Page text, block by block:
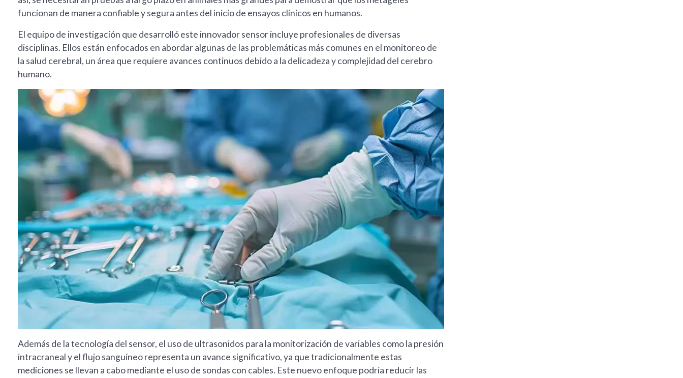
funcionan de manera confiable y segura antes del inicio de ensayos clínicos en humanos.
El equipo de investigación que desarrolló este innovador sensor incluye profesionales de diversas
disciplinas. Ellos están enfocados en abordar algunas de las problemáticas más comunes en el monitoreo de
la salud cerebral, un área que requiere avances continuos debido a la delicadeza y complejidad del cerebro
humano.
Además de la tecnología del sensor, el uso de ultrasonidos para la monitorización de variables como la presión
intracraneal y el flujo sanguíneo representa un avance significativo, ya que tradicionalmente estas
mediciones se llevan a cabo mediante el uso de sondas con cables. Este nuevo enfoque podría reducir las